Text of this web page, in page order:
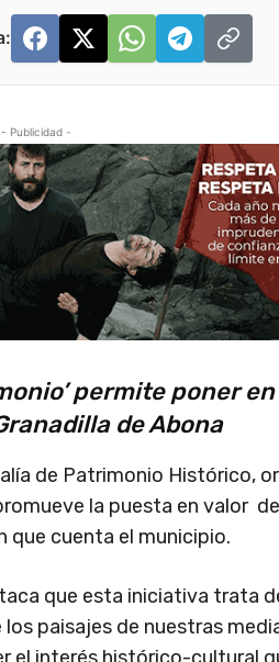
- Publicidad -
permite poner
de Abona
de Patrimonio Histórico,
la puesta en valor
que cuenta el municipio.
que esta iniciativa trata
paisajes de nuestras